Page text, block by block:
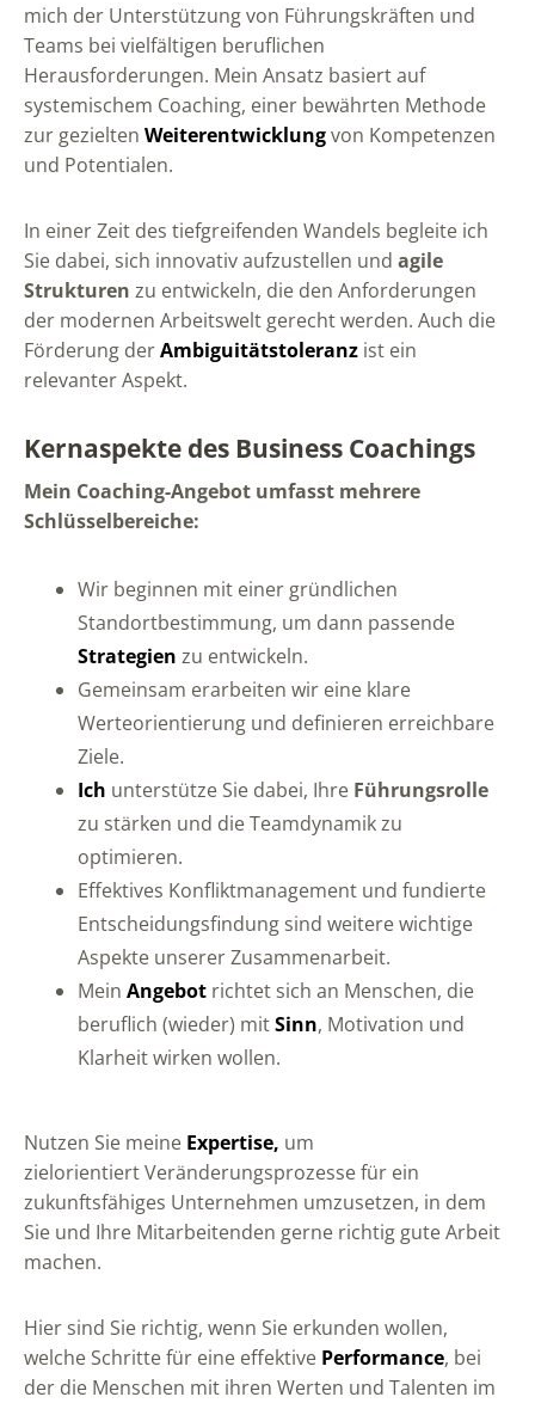
mich der Unterstützung von Führungskräften und
Teams bei vielfältigen beruflichen
Herausforderungen. Mein Ansatz basiert auf
systemischem Coaching, einer bewährten Methode
zur gezielten Weiterentwicklungvon Kompetenzen
und Potentialen.
In einer Zeit des tiefgreifenden Wandels begleite ich
Sie dabei, sich innovativ aufzustellen und agile
Strukturen zu entwickeln, die den Anforderungen
der modernen Arbeitswelt gerecht werden. Auch die
Förderung derAmbiguitätstoleranz ist ein
relevanter Aspekt.
Kernaspekte des Business Coachings
Mein Coaching-Angebot umfasst mehrere
Schlüsselbereiche:
Wir beginnen mit einer gründlichen
Standortbestimmung, um dann passende
Strategien zu entwickeln.
Gemeinsam erarbeiten wir eine klare
Werteorientierung und definieren erreichbare
Ziele.
Ich unterstütze Sie dabei, Ihre Führungsrolle
zu stärken und dieTeamdynamikzu
optimieren.
Effektives Konfliktmanagement und fundierte
Entscheidungsfindung sind weitere wichtige
Aspekte unserer Zusammenarbeit.
Mein Angebot richtet sich an Menschen, die
beruflich (wieder) mitSinn, Motivation und
Klarheit wirken wollen.
Nutzen Sie meine Expertise, um
zielorientiertVeränderungsprozessefür ein
zukunftsfähiges Unternehmen umzusetzen, in dem
Sie und Ihre Mitarbeitenden gerne richtig gute Arbeit
machen.
Hier sind Sie richtig, wenn Sie erkunden wollen,
welche Schritte für eine effektive Performance, bei
der die Menschen mit ihren Werten und Talenten im